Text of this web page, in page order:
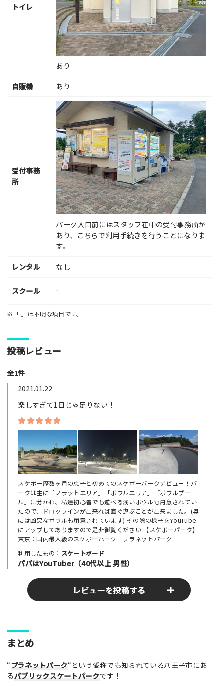
トイレ
あり
自販機 あり
受付事務
所
パーク入口前にはスタッフ在中の受付事務所が
あり、こちらで利用手続きを行うことになりま
す。
レンタル なし
スクール -
※「-」は不明な項目です。
投稿レビュー
全1件
2021.01.22
楽しすぎて1日じゃ足りない！
スケボー歴数ヶ月の息子と初めてのスケボーパークデビュー！パ
ークは主に「フラットエリア」「ボウルエリア」「ボウルプー
ル」に分かれ、私達初心者でも遊べる浅いボウルも用意されてい
たので、ドロップインが出来れば直ぐ遊ぶことが出来ました。(奥
には凶悪なボウルも用意されています) その際の様子をYouTube
にアップしてありますので是非御覧ください 【スケボーパーク】
東京：国内最大級のスケボーパーク「プラネットパーク…
利用したもの： スケートボード
パパはYouTuber（40代以上 男性）
レビューを投稿する
ここのパークやスポットの感想をぜひお寄せください！みんな
の参考となります！
レビュータイトル（※必須）
まとめ
“プラネットパーク“という愛称でも知られている八王子市にあ
るパブリックスケートパークです！